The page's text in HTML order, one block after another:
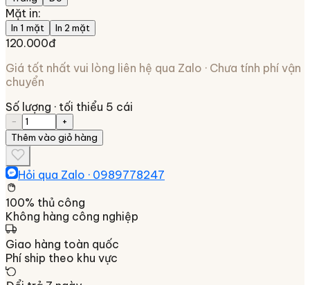
Mặt in:
In 1 mặt In 2 mặt
120.000đ
Giá tốt nhất vui lòng liên hệ qua Zalo · Chưa tính phí vận
chuyển
Số lượng · tối thiểu 5 cái
−
+
Thêm vào giỏ hàng
Hỏi qua Zalo · 0989778247
100% thủ công
Không hàng công nghiệp
Giao hàng toàn quốc
Phí ship theo khu vực